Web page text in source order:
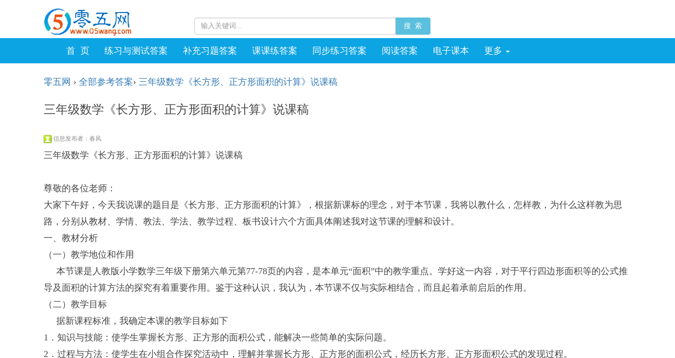
搜 索
首 页 练习与测试答案 补充习题答案 课课练答案 同步练习答案 阅读答案 电子课本 更多
零五网 › 全部参考答案› 三年级数学《长方形、正方形面积的计算》说课稿
三年级数学《长方形、正方形面积的计算》说课稿
信息发布者：春风
三年级数学《长方形、正方形面积的计算》说课稿
尊敬的各位老师：
大家下午好，今天我说课的题目是《长方形、正方形面积的计算》，根据新课标的理念，对于本节课，我将以教什么，怎样教，为什么这样教为思
路，分别从教材、学情、教法、学法、教学过程、板书设计六个方面具体阐述我对这节课的理解和设计。
一、教材分析
（一）教学地位和作用
本节课是人教版小学数学三年级下册第六单元第77-78页的内容，是本单元“面积”中的教学重点。学好这一内容，对于平行四边形面积等的公式推
导及面积的计算方法的探究有着重要作用。鉴于这种认识，我认为，本节课不仅与实际相结合，而且起着承前启后的作用。
（二）教学目标
据新课程标准，我确定本课的教学目标如下
1．知识与技能：使学生掌握长方形、正方形的面积公式，能解决一些简单的实际问题。
2．过程与方法：使学生在小组合作探究活动中，理解并掌握长方形、正方形的面积公式，经历长方形、正方形面积公式的发现过程。